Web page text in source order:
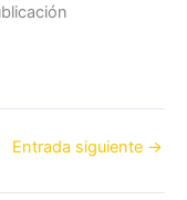
Entrada siguiente →